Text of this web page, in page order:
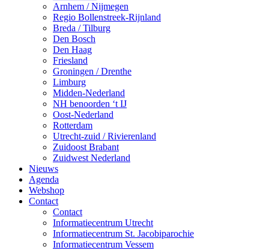
Arnhem / Nijmegen
Regio Bollenstreek-Rijnland
Breda / Tilburg
Den Bosch
Den Haag
Friesland
Groningen / Drenthe
Limburg
Midden-Nederland
NH benoorden ‘t IJ
Oost-Nederland
Rotterdam
Utrecht-zuid / Rivierenland
Zuidoost Brabant
Zuidwest Nederland
Nieuws
Agenda
Webshop
Contact
Contact
Informatiecentrum Utrecht
Informatiecentrum St. Jacobiparochie
Informatiecentrum Vessem